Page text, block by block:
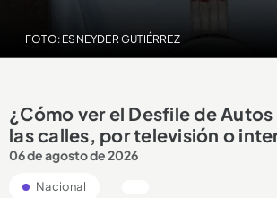
FOTO: ESNEYDER GUTIÉRREZ
¿Cómo ver el Desfile de
las calles, por televisión o
06 de agosto de 2026
Nacional